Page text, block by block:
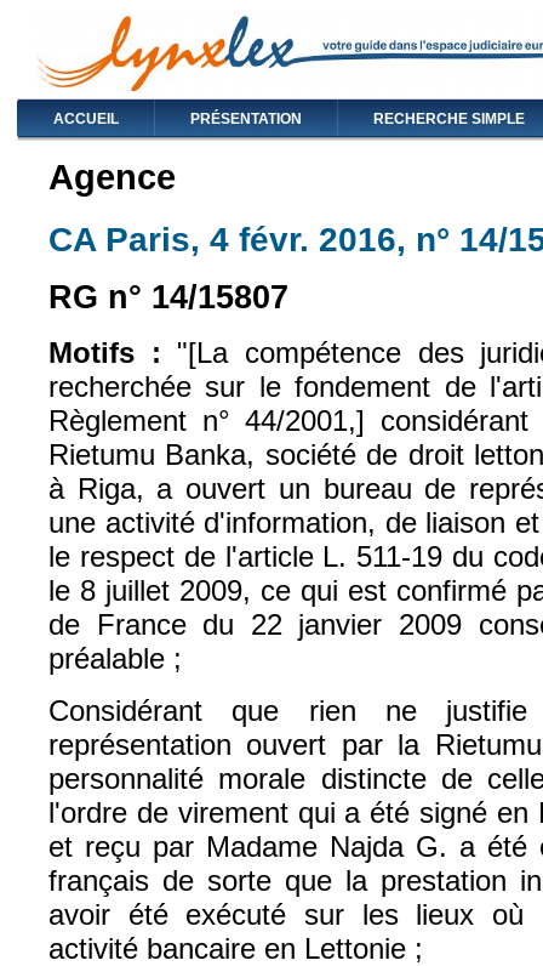
ACCUEIL PRÉSENTATION RECHERCHE SIMPLE
Agence
CA Paris, 4 févr. 2016, n° 14/
RG n° 14/15807
Motifs : "[La compétence des
recherchée sur le fondement de
Règlement n° 44/2001,]
Rietumu Banka, société de droit
à Riga, a ouvert un bureau de
une activité d'information, de liaison
le respect de l'article L. 511-19 du
le 8 juillet 2009, ce qui est confirmé
de France du 22 janvier 2009
préalable ;
Considérant que rien ne
représentation ouvert par la
personnalité morale distincte de
l'ordre de virement qui a été signé en
et reçu par Madame Najda G. a été
français de sorte que la prestation
avoir été exécuté sur les lieux où
activité bancaire en Lettonie ;